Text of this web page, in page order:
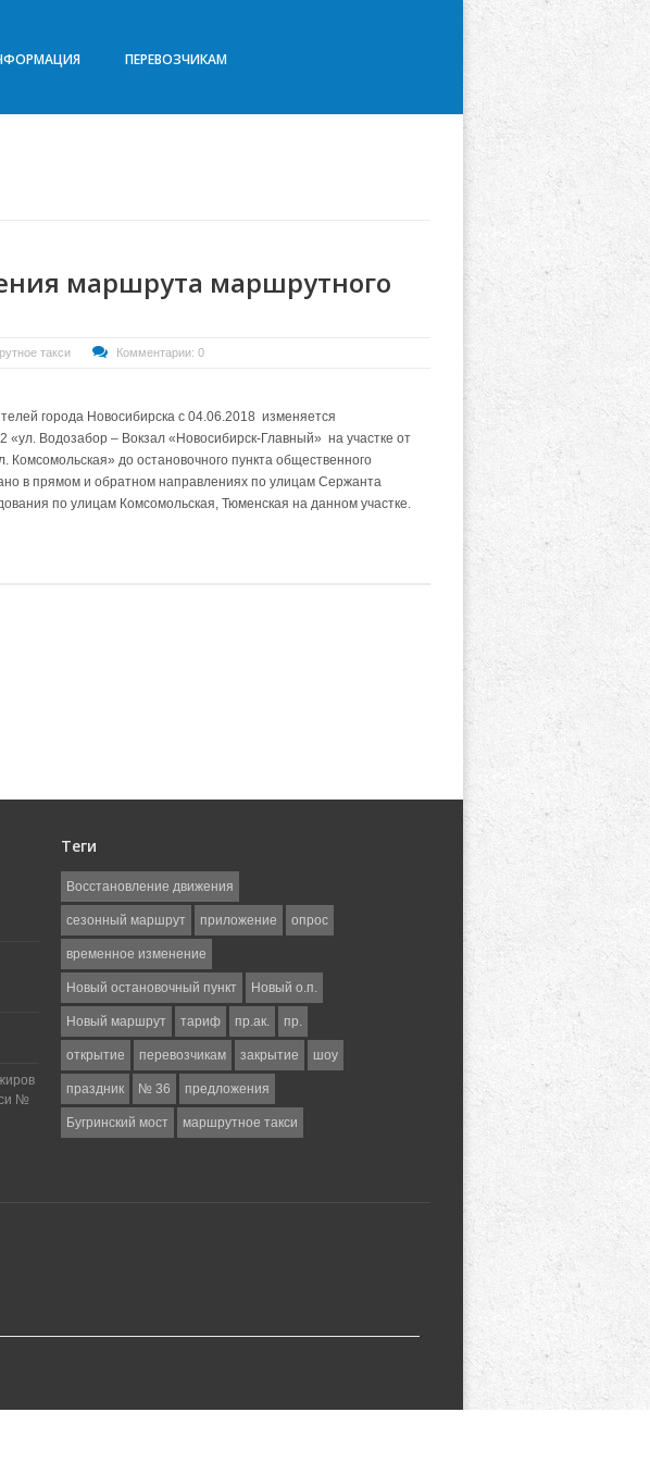
ПЕРЕВОЗЧИКАМ
маршрута маршрутного
такси Комментарии: 0
города Новосибирска с 04.06.2018 изменяется
Водозабор – Вокзал «Новосибирск-Главный» на участке от
Комсомольская» до остановочного пункта общественного
в прямом и обратном направлениях по улицам Сержанта
по улицам Комсомольская, Тюменская на данном участке.
№
Теги
Восстановление движения
сезонный маршрут приложение опрос
временное изменение
Новый остановочный пункт Новый о.п.
Новый маршрут тариф пр.ак. пр.
открытие перевозчикам закрытие шоу
праздник № 36 предложения
Бугринский мост маршрутное такси